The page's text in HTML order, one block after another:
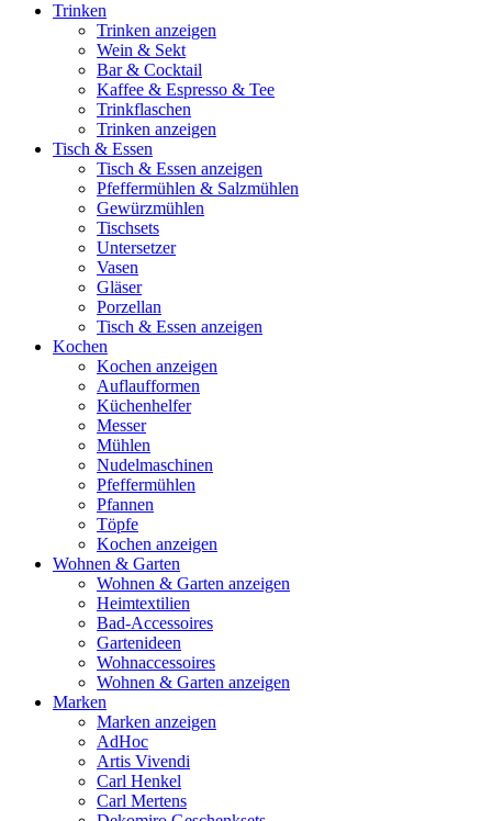
Trinken
Trinken anzeigen
Wein & Sekt
Bar & Cocktail
Kaffee & Espresso & Tee
Trinkflaschen
Trinken anzeigen
Tisch & Essen
Tisch & Essen anzeigen
Pfeffermühlen & Salzmühlen
Gewürzmühlen
Tischsets
Untersetzer
Vasen
Gläser
Porzellan
Tisch & Essen anzeigen
Kochen
Kochen anzeigen
Auflaufformen
Küchenhelfer
Messer
Mühlen
Nudelmaschinen
Pfeffermühlen
Pfannen
Töpfe
Kochen anzeigen
Wohnen & Garten
Wohnen & Garten anzeigen
Heimtextilien
Bad-Accessoires
Gartenideen
Wohnaccessoires
Wohnen & Garten anzeigen
Marken
Marken anzeigen
AdHoc
Artis Vivendi
Carl Henkel
Carl Mertens